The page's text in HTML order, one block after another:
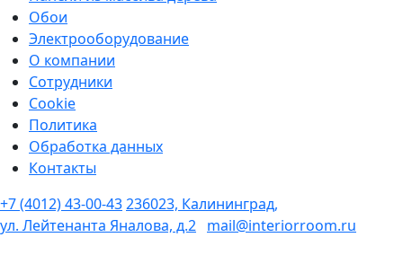
Обои
Электрооборудование
О компании
Сотрудники
Cookie
Политика
Обработка данных
Контакты
+7 (4012) 43-00-43236023, Калининград,
ул. Лейтенанта Яналова, д.2 mail@interiorroom.ru